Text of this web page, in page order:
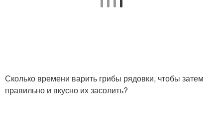
Сколько времени варить грибы рядовки, чтобы затем
правильно и вкусно их засолить?